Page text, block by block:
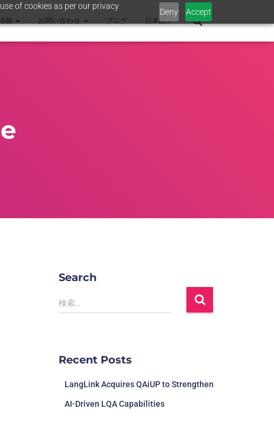
of cookies as per our privacy
Deny Accept
報 お問い合わせ ブログ 日本語
Search
検索…
Recent Posts
LangLink Acquires QAiUP to Strengthen
AI-Driven LQA Capabilities